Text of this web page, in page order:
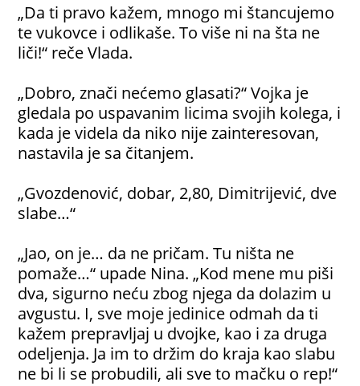
„Da ti pravo kažem, mnogo mi štancujemo
te vukovce i odlikaše. To više ni na šta ne
liči!“ reče Vlada.
„Dobro, znači nećemo glasati?“ Vojka je
gledala po uspavanim licima svojih kolega, i
kada je videla da niko nije zainteresovan,
nastavila je sa čitanjem.
„Gvozdenović, dobar, 2,80, Dimitrijević, dve
slabe…“
„Jao, on je… da ne pričam. Tu ništa ne
pomaže…“ upade Nina. „Kod mene mu piši
dva, sigurno neću zbog njega da dolazim u
avgustu. I, sve moje jedinice odmah da ti
kažem prepravljaj u dvojke, kao i za druga
odeljenja. Ja im to držim do kraja kao slabu
ne bi li se probudili, ali sve to mačku o rep!“